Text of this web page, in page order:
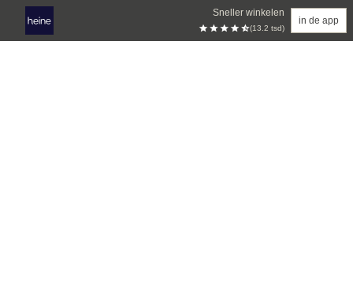
Sneller winkelen
(13.2 tsd)
in de app